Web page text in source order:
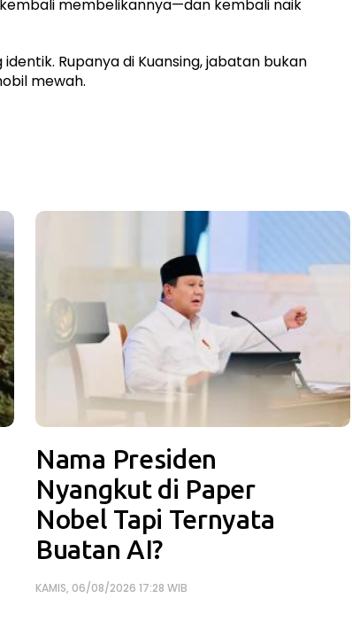
membelikannya—dan kembali naik
Rupanya di Kuansing, jabatan bukan
mewah.
Nama Presiden
Nyangkut di Paper
Nobel Tapi Ternyata
Buatan AI?
KAMIS, 06/08/2026 17:28 WIB